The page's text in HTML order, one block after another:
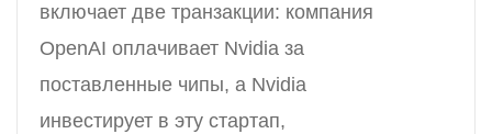
включает две транзакции: компания
OpenAI оплачивает Nvidia за
поставленные чипы, а Nvidia
инвестирует в эту стартап,